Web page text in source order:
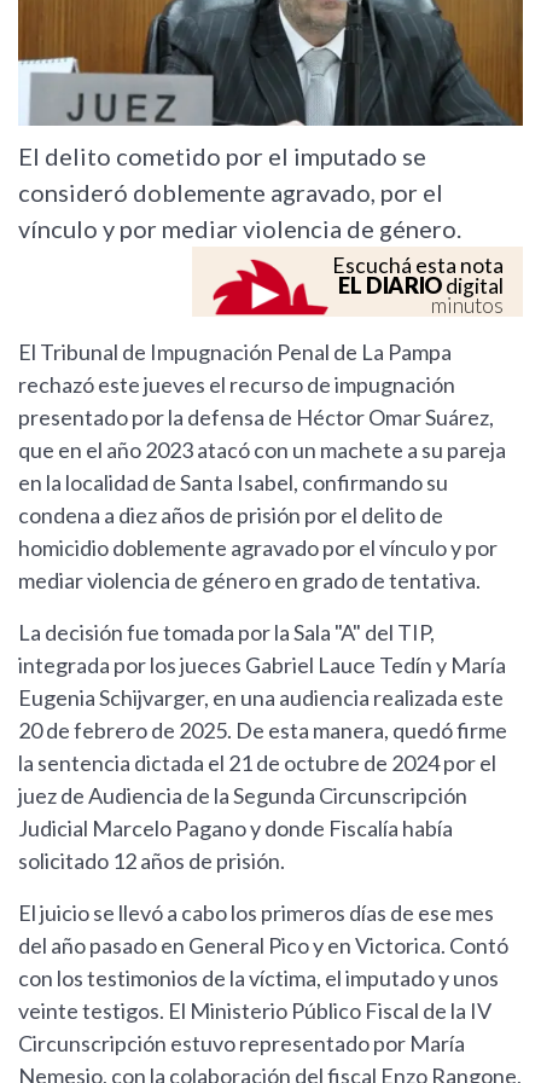
El delito cometido por el imputado se
consideró doblemente agravado, por el
vínculo y por mediar violencia de género.
Escuchá esta nota
EL DIARIOdigital
minutos
El Tribunal de Impugnación Penal de La Pampa
rechazó este jueves el recurso de impugnación
presentado por la defensa de Héctor Omar Suárez,
que en el año 2023 atacó con un machete a su pareja
en la localidad de Santa Isabel, confirmando su
condena a diez años de prisión por el delito de
homicidio doblemente agravado por el vínculo y por
mediar violencia de género en grado de tentativa.
La decisión fue tomada por la Sala "A" del TIP,
integrada por los jueces Gabriel Lauce Tedín y María
Eugenia Schijvarger, en una audiencia realizada este
20 de febrero de 2025. De esta manera, quedó firme
la sentencia dictada el 21 de octubre de 2024 por el
juez de Audiencia de la Segunda Circunscripción
Judicial Marcelo Pagano y donde Fiscalía había
solicitado 12 años de prisión.
El juicio se llevó a cabo los primeros días de ese mes
del año pasado en General Pico y en Victorica. Contó
con los testimonios de la víctima, el imputado y unos
veinte testigos. El Ministerio Público Fiscal de la IV
Circunscripción estuvo representado por María
Nemesio, con la colaboración del fiscal Enzo Rangone,